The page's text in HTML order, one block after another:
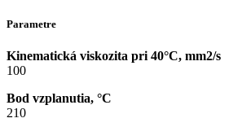
Parametre
Kinematická viskozita pri 40°C, mm2/s
100
Bod vzplanutia, °C
210